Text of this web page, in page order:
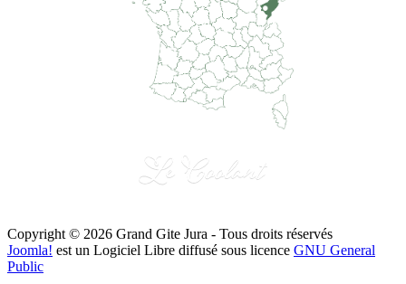
Copyright © 2026 Grand Gite Jura - Tous droits réservés
Joomla! est un Logiciel Libre diffusé sous licence GNU General
Public